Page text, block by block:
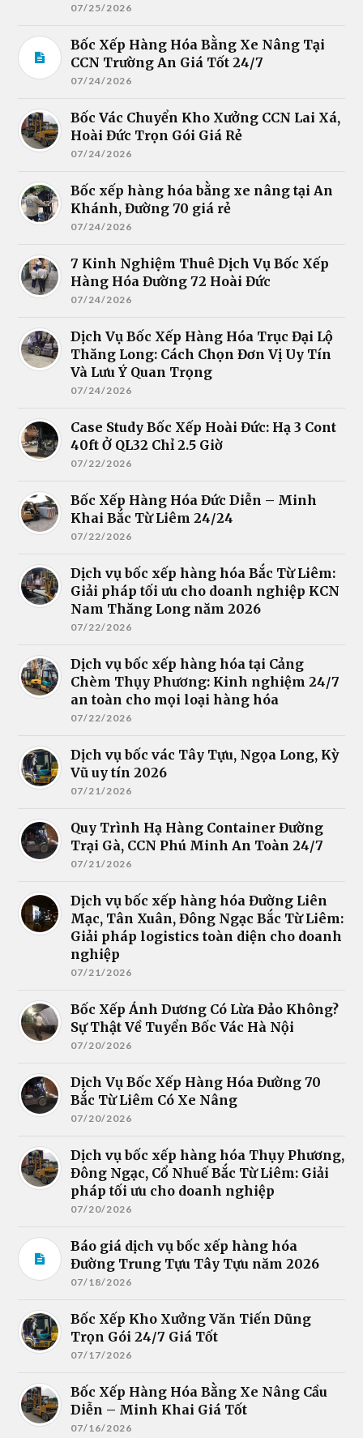
07/25/2026
Bốc Xếp Hàng Hóa Bằng Xe Nâng Tại
CCN Trường An Giá Tốt 24/7
07/24/2026
Bốc Vác Chuyển Kho Xưởng CCN Lai Xá,
Hoài Đức Trọn Gói Giá Rẻ
07/24/2026
Bốc xếp hàng hóa bằng xe nâng tại An
Khánh, Đường 70 giá rẻ
07/24/2026
7 Kinh Nghiệm Thuê Dịch Vụ Bốc Xếp
Hàng Hóa Đường 72 Hoài Đức
07/24/2026
Dịch Vụ Bốc Xếp Hàng Hóa Trục Đại Lộ
Thăng Long: Cách Chọn Đơn Vị Uy Tín
Và Lưu Ý Quan Trọng
07/24/2026
Case Study Bốc Xếp Hoài Đức: Hạ 3 Cont
40ft Ở QL32 Chỉ 2.5 Giờ
07/22/2026
Bốc Xếp Hàng Hóa Đức Diễn – Minh
Khai Bắc Từ Liêm 24/24
07/22/2026
Dịch vụ bốc xếp hàng hóa Bắc Từ Liêm:
Giải pháp tối ưu cho doanh nghiệp KCN
Nam Thăng Long năm 2026
07/22/2026
Dịch vụ bốc xếp hàng hóa tại Cảng
Chèm Thụy Phương: Kinh nghiệm 24/7
an toàn cho mọi loại hàng hóa
07/22/2026
Dịch vụ bốc vác Tây Tựu, Ngọa Long, Kỳ
Vũ uy tín 2026
07/21/2026
Quy Trình Hạ Hàng Container Đường
Trại Gà, CCN Phú Minh An Toàn 24/7
07/21/2026
Dịch vụ bốc xếp hàng hóa Đường Liên
Mạc, Tân Xuân, Đông Ngạc Bắc Từ Liêm:
Giải pháp logistics toàn diện cho doanh
nghiệp
07/21/2026
Bốc Xếp Ánh Dương Có Lừa Đảo Không?
Sự Thật Về Tuyển Bốc Vác Hà Nội
07/20/2026
Dịch Vụ Bốc Xếp Hàng Hóa Đường 70
Bắc Từ Liêm Có Xe Nâng
07/20/2026
Dịch vụ bốc xếp hàng hóa Thụy Phương,
Đông Ngạc, Cổ Nhuế Bắc Từ Liêm: Giải
pháp tối ưu cho doanh nghiệp
07/20/2026
Báo giá dịch vụ bốc xếp hàng hóa
Đường Trung Tựu Tây Tựu năm 2026
07/18/2026
Bốc Xếp Kho Xưởng Văn Tiến Dũng
Trọn Gói 24/7 Giá Tốt
07/17/2026
Bốc Xếp Hàng Hóa Bằng Xe Nâng Cầu
Diễn – Minh Khai Giá Tốt
07/16/2026